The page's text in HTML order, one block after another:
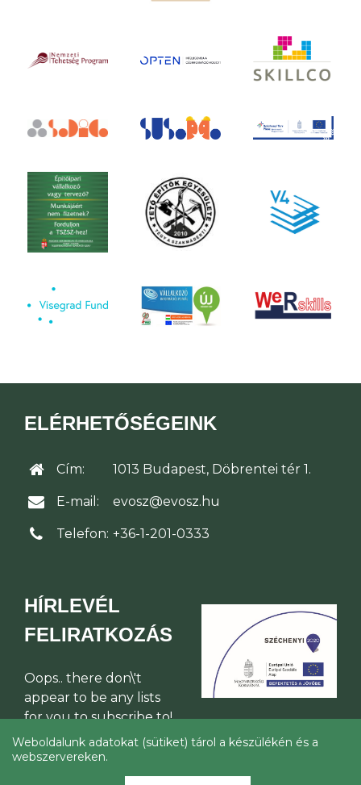
ELÉRHETŐSÉGEINK
Cím: 1013 Budapest, Döbrentei tér 1.
E-mail: evosz@evosz.hu
Telefon: +36-1-201-0333
HÍRLEVÉL
FELIRATKOZÁS
Oops.. there don\'t
appear to be any lists
for you to subscribe to!
© Építési Vállalkozók Országos
Weboldalunk adatokat (sütiket) tárol a készülékén és a
webszervereken.